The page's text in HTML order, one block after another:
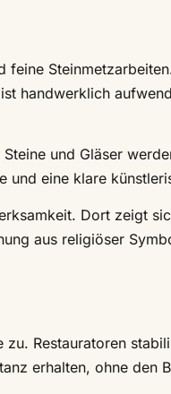
handwerklich
und Gläser
und eine klare
Dort zeigt
aus religiöser
Restauratoren
erhalten, ohne den